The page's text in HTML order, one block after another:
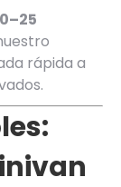
rápida a